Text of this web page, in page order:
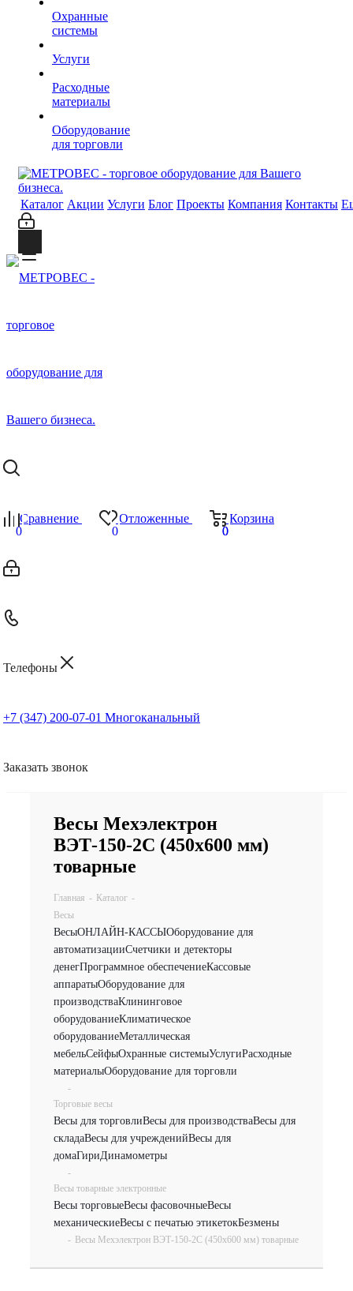
Охранные
системы
Услуги
Расходные
материалы
Оборудование
для торговли
Каталог Акции Услуги Блог Проекты Компания Контакты
Сравнение
0
Отложенные
0
Корзина
0
0
Телефоны
+7 (347) 200-07-01 Многоканальный
Заказать звонок
Весы Мехэлектрон
ВЭТ-150-2С (450х600 мм)
товарные
Главная - Каталог -
Весы
ВесыОНЛАЙН-КАССЫОборудование для
автоматизацииСчетчики и детекторы
денегПрограммное обеспечениеКассовые
аппаратыОборудование для
производстваКлининговое
оборудованиеКлиматическое
оборудованиеМеталлическая
мебельСейфыОхранные системыУслугиРасходные
материалыОборудование для торговли
-
Торговые весы
Весы для торговлиВесы для производстваВесы для
складаВесы для учрежденийВесы для
домаГириДинамометры
-
Весы товарные электронные
Весы торговыеВесы фасовочныеВесы
механическиеВесы с печатью этикетокБезмены
- Весы Мехэлектрон ВЭТ-150-2С (450х600 мм) товарные